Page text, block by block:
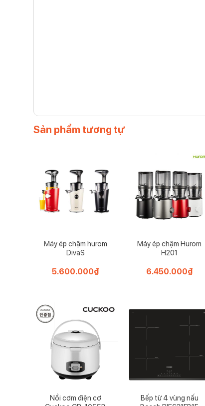
Sản phẩm tương tự
Máy ép chậm hurom
DivaS
5.600.000₫
Máy ép chậm Hurom
H201
6.450.000₫
Nồi cơm điện cơ
Bếp từ 4 vùng nấu